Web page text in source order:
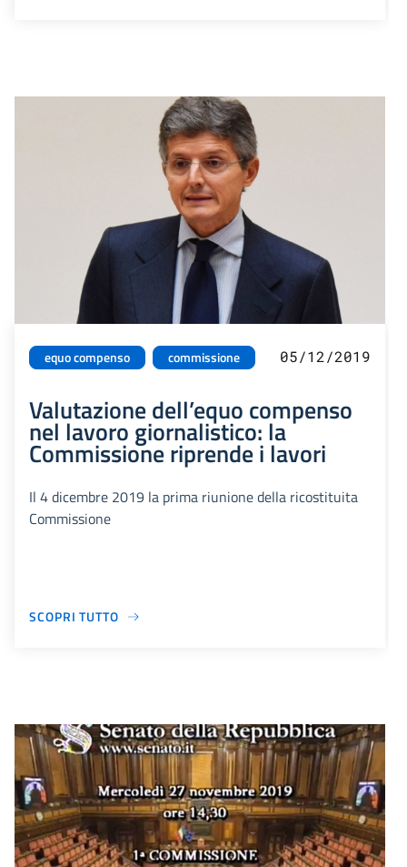
equo compenso commissione 05/12/2019
Valutazione dell’equo compenso
nel lavoro giornalistico: la
Commissione riprende i lavori
Il 4 dicembre 2019 la prima riunione della ricostituita
Commissione
SCOPRI TUTTO